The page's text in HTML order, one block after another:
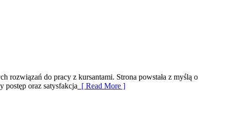
rozwiązań do pracy z kursantami. Strona powstała z myślą o
oraz satysfakcja [ Read More ]